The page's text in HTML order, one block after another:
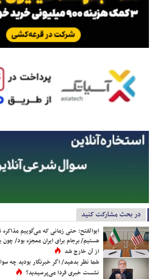
در بحث مشارکت کنید
ابوالفتح: حتی زمانی که می‌گوییم مذاکره
هستیم/ برجام برای ایران معجزه بود/ چون
از آن خارج شد
شما نظر بدهید/ اگر خبرنگار بودید چه
نشست خبری فردا می‌پرسیدید؟